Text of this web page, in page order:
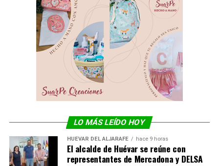
LO MÁS LEÍDO HOY
HUÉVAR DEL ALJARAFE hace 9 horas
El alcalde de Huévar se reúne con
representantes de Mercadona y DELSA